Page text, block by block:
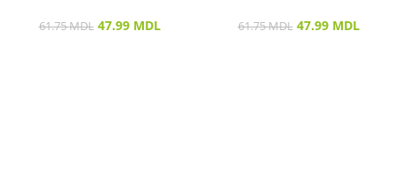
61.75MDL 47.99 MDL 61.75MDL 47.99 MDL